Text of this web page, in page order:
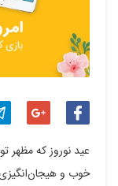
گذاری گذاری
عید نوروز که
خوب و